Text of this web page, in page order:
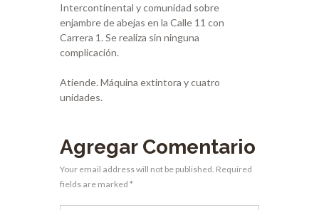
Intercontinental y comunidad sobre
enjambre de abejas en la Calle 11 con
Carrera 1. Se realiza sin ninguna
complicación.
Atiende. Máquina extintora y cuatro
unidades.
Agregar Comentario
Your email address will not be published. Required
fields are marked *